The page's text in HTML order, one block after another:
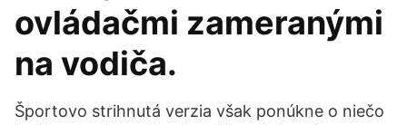
ovládačmi zameranými
na vodiča.
Športovo strihnutá verzia však ponúkne o niečo